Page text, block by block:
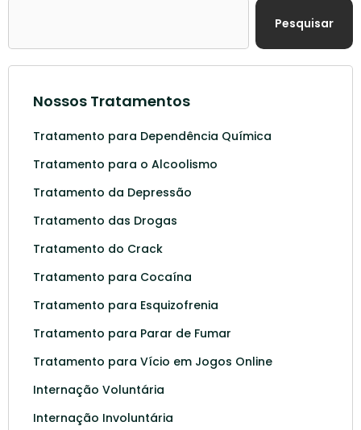
Pesquisar
Nossos Tratamentos
Tratamento para Dependência Química
Tratamento para o Alcoolismo
Tratamento da Depressão
Tratamento das Drogas
Tratamento do Crack
Tratamento para Cocaína
Tratamento para Esquizofrenia
Tratamento para Parar de Fumar
Tratamento para Vício em Jogos Online
Internação Voluntária
Internação Involuntária